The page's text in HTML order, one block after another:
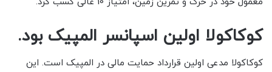
کوکاکولا اولین اسپانسر المپیک بود.
کوکاکولا مدعی اولین قرارداد حمایت مالی در المپیک است. این